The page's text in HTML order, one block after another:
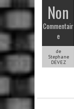
Non
Commentair
e
de
Stephane
DEVEZ